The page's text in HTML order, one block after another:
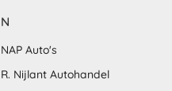
N
NAP Auto's
R. Nijlant Autohandel